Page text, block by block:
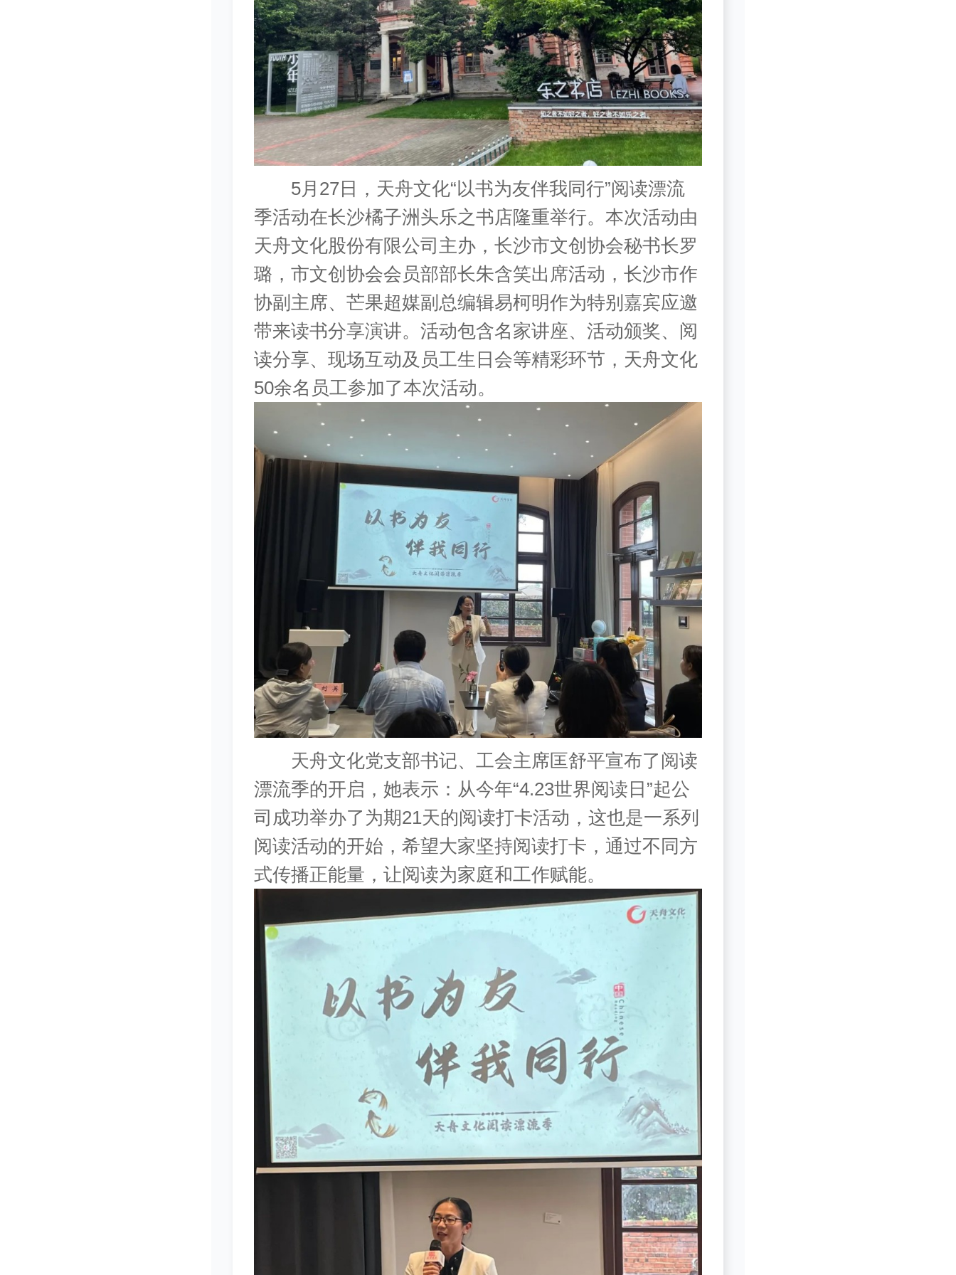
5月27日，天舟文化“以书为友伴我同行”阅读漂流
季活动在长沙橘子洲头乐之书店隆重举行。本次活动由
天舟文化股份有限公司主办，长沙市文创协会秘书长罗
璐，市文创协会会员部部长朱含笑出席活动，长沙市作
协副主席、芒果超媒副总编辑易柯明作为特别嘉宾应邀
带来读书分享演讲。活动包含名家讲座、活动颁奖、阅
读分享、现场互动及员工生日会等精彩环节，天舟文化
50余名员工参加了本次活动。
天舟文化党支部书记、工会主席匡舒平宣布了阅读
漂流季的开启，她表示：从今年“4.23世界阅读日”起公
司成功举办了为期21天的阅读打卡活动，这也是一系列
阅读活动的开始，希望大家坚持阅读打卡，通过不同方
式传播正能量，让阅读为家庭和工作赋能。